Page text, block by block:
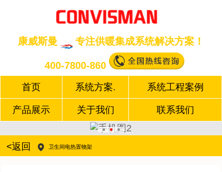
康威斯曼 专注供暖集成系统解决方案！
400-7800-860
首页 系统方案. 系统工程案例
产品展示 关于我们 联系我们
<返回 卫生间电热置物架